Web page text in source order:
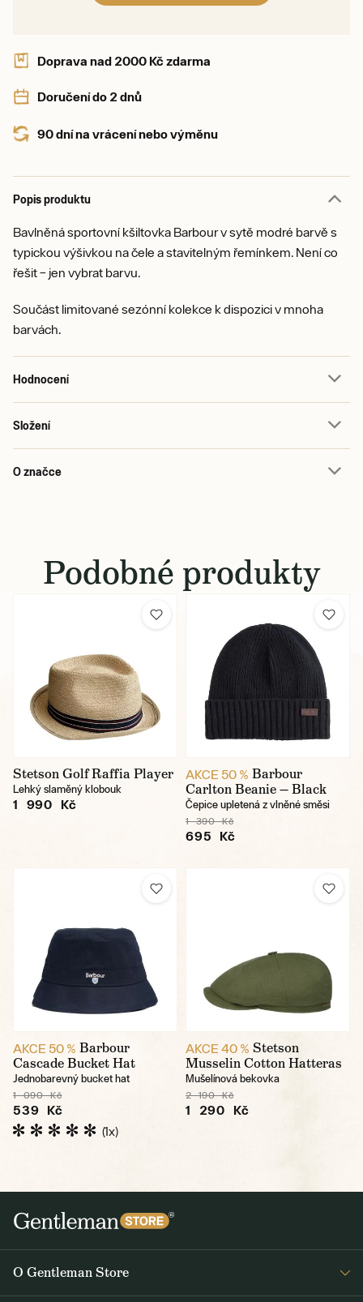
Doprava nad 2000 Kč zdarma
Doručení do 2 dnů
90 dní na vrácení nebo výměnu
Popis produktu
Bavlněná sportovní kšiltovka Barbour v sytě modré barvě s
typickou výšivkou na čele a stavitelným řemínkem. Není co
řešit – jen vybrat barvu.
Součást limitované sezónní kolekce k dispozici v mnoha
barvách.
Hodnocení
Složení
O značce
Podobné produkty
Stetson Golf Raffia Player
Lehký slaměný klobouk
1 990 Kč
AKCE 50 % Barbour
Carlton Beanie — Black
Čepice upletená z vlněné směsi
1 390 Kč
695 Kč
AKCE 50 % Barbour
Cascade Bucket Hat
Jednobarevný bucket hat
1 090 Kč
539 Kč
(1x)
AKCE 40 % Stetson
Musselin Cotton Hatteras
Mušelínová bekovka
2 190 Kč
1 290 Kč
O Gentleman Store